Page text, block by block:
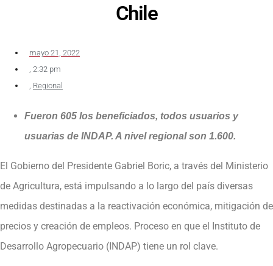
Chile
mayo 21, 2022
2:32 pm
Regional
Fueron 605 los beneficiados, todos usuarios y
usuarias de INDAP. A nivel regional son 1.600.
El Gobierno del Presidente Gabriel Boric, a través del Ministerio
de Agricultura, está impulsando a lo largo del país diversas
medidas destinadas a la reactivación económica, mitigación de
precios y creación de empleos. Proceso en que el Instituto de
Desarrollo Agropecuario (INDAP) tiene un rol clave.